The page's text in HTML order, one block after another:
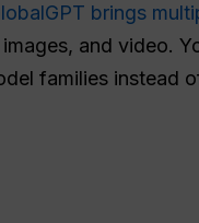
brings
and video.
families instead